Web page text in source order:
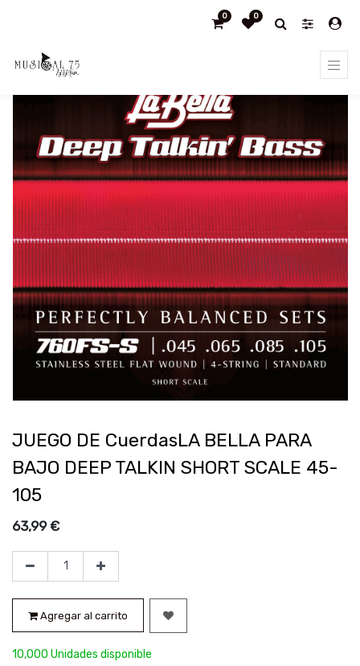
0 0
JUEGO DE CuerdasLA BELLA PARA BAJO DEEP TALKIN
JUEGO DE CuerdasLA BELLA PARA
BAJO DEEP TALKIN SHORT SCALE 45-
105
63,99€
Agregar al carrito
10,000 Unidades disponible